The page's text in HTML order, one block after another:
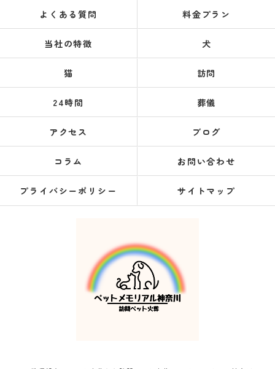
よくある質問 料金プラン
当社の特徴 犬
猫 訪問
24時間 葬儀
アクセス ブログ
コラム お問い合わせ
プライバシーポリシー サイトマップ